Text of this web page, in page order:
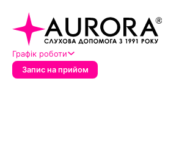
Графік роботи
Запис на прийом